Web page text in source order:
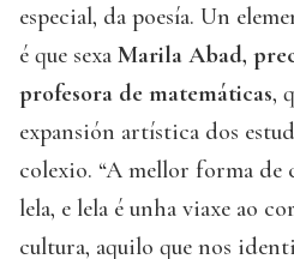
especial, da poesía. Un
é que sexa Marila Abad,
profesora de matemáticas,
expansión artística dos
colexio. “A mellor forma de
lela, e lela é unha viaxe ao
cultura, aquilo que nos